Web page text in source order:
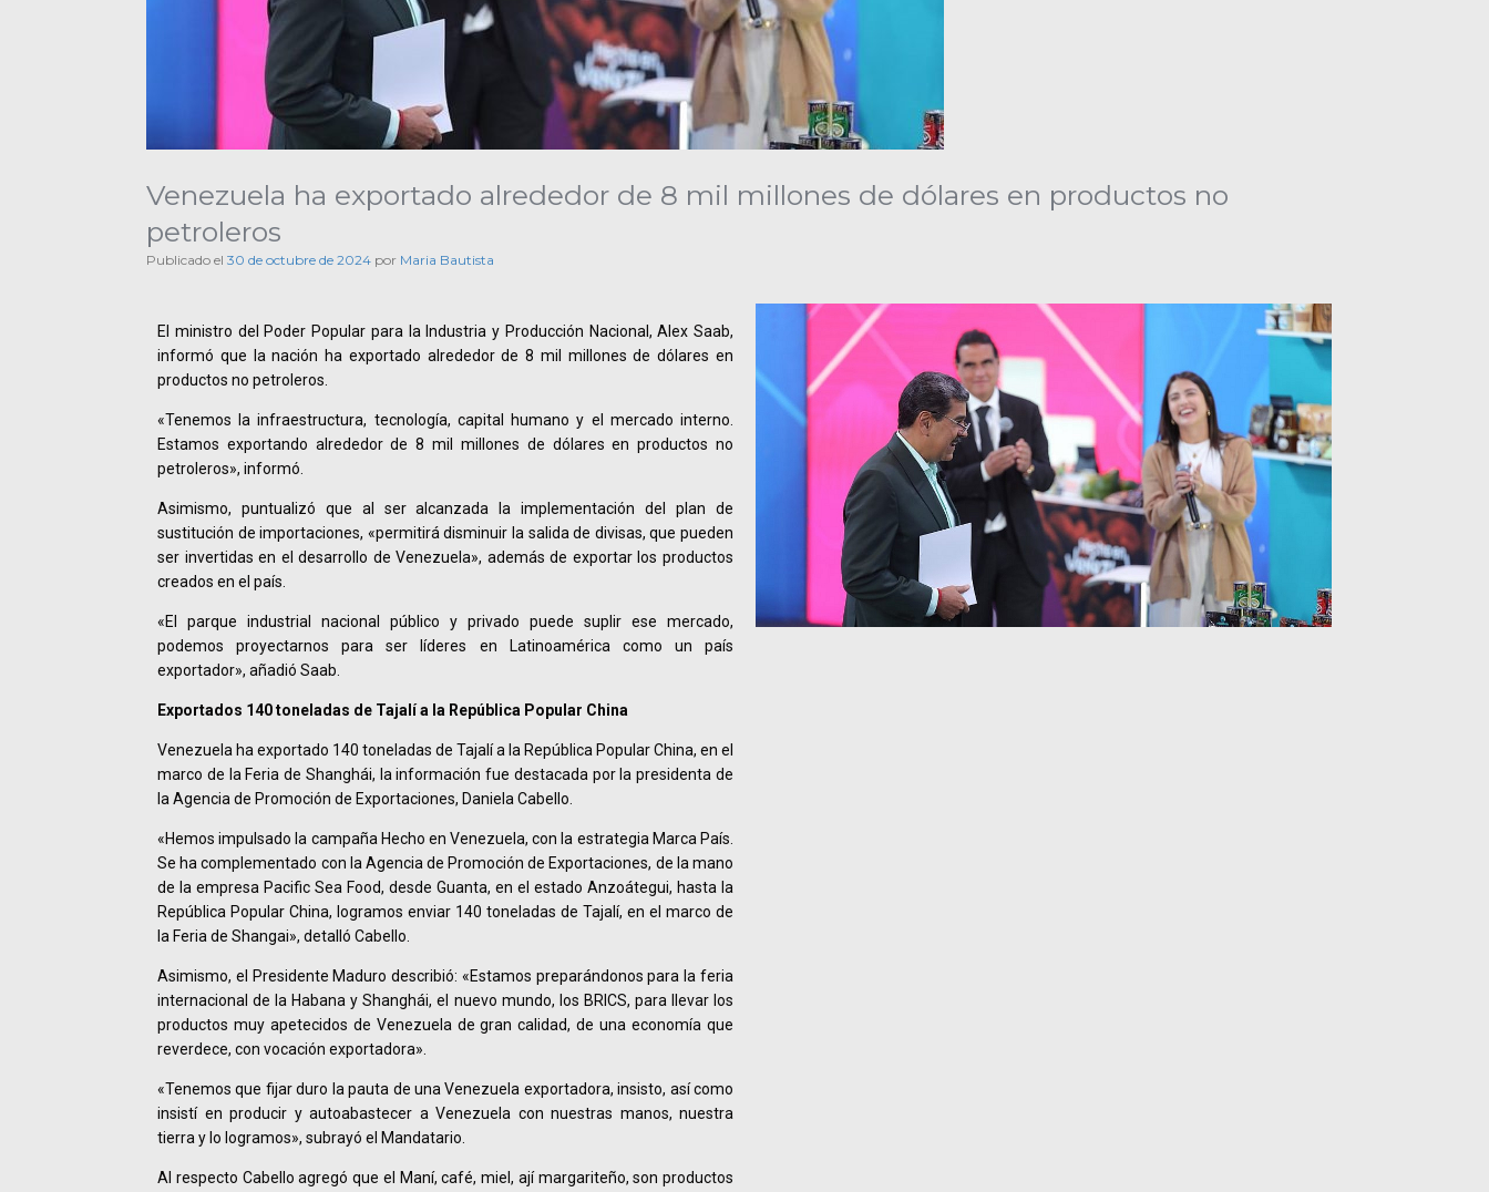
Venezuela ha exportado alrededor de 8 mil millones de dólares en productos no
petroleros
Publicado el 30 de octubre de 2024 por Maria Bautista
El ministro del Poder Popular para la Industria y Producción Nacional, Alex Saab,
informó que la nación ha exportado alrededor de 8 mil millones de dólares en
productos no petroleros.
«Tenemos la infraestructura, tecnología, capital humano y el mercado interno.
Estamos exportando alrededor de 8 mil millones de dólares en productos no
petroleros», informó.
Asimismo, puntualizó que al ser alcanzada la implementación del plan de
sustitución de importaciones, «permitirá disminuir la salida de divisas, que pueden
ser invertidas en el desarrollo de Venezuela», además de exportar los productos
creados en el país.
«El parque industrial nacional público y privado puede suplir ese mercado,
podemos proyectarnos para ser líderes en Latinoamérica como un país
exportador», añadió Saab.
Exportados 140 toneladas de Tajalí a la República Popular China
Venezuela ha exportado 140 toneladas de Tajalí a la República Popular China, en el
marco de la Feria de Shanghái, la información fue destacada por la presidenta de
la Agencia de Promoción de Exportaciones, Daniela Cabello.
«Hemos impulsado la campaña Hecho en Venezuela, con la estrategia Marca País.
Se ha complementado con la Agencia de Promoción de Exportaciones, de la mano
de la empresa Pacific Sea Food, desde Guanta, en el estado Anzoátegui, hasta la
República Popular China, logramos enviar 140 toneladas de Tajalí, en el marco de
la Feria de Shangai», detalló Cabello.
Asimismo, el Presidente Maduro describió: «Estamos preparándonos para la feria
internacional de la Habana y Shanghái, el nuevo mundo, los BRICS, para llevar los
productos muy apetecidos de Venezuela de gran calidad, de una economía que
reverdece, con vocación exportadora».
«Tenemos que fijar duro la pauta de una Venezuela exportadora, insisto, así como
insistí en producir y autoabastecer a Venezuela con nuestras manos, nuestra
tierra y lo logramos», subrayó el Mandatario.
Al respecto Cabello agregó que el Maní, café, miel, ají margariteño, son productos